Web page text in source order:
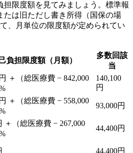
担限度額を見てみましょう。標準報
たは旧ただし書き所得（国保の場
、月単位の限度額が定められてい
負担限度額（月額）
多数回該
当
＋（総医療費 − 842,000
140,100
円
＋（総医療費 − 558,000
93,000円
＋（総医療費 − 267,000
44,400円
44,400円